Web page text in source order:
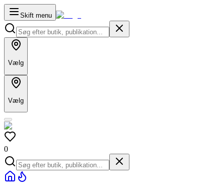
Skift menu
Vælg
Vælg
0